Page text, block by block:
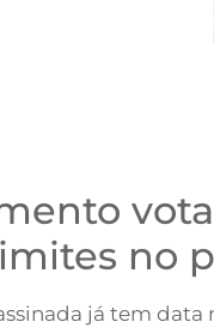
no
já tem data